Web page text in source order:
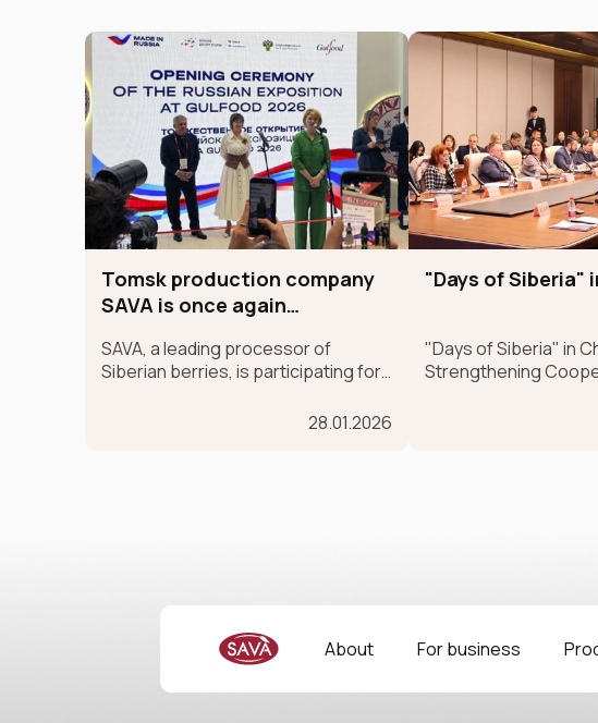
Tomsk production company
SAVA is once again
SUPERFOODs at the
international GULFOOD
SAVA, a leading processor of
Siberian berries, is participating for
international food exhibition,28.01.2026
"Days of Siberia"
"Days of Siberia" in
Strengthening
Logistics Supply
About For business